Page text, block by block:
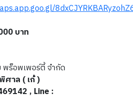
บาท
พร็อพเพอร์ตี้ จำกัด
าล ( เก๋ )
, Line :